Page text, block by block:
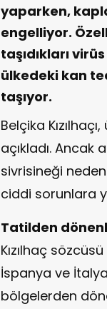
yaparken,
engelliyor.
taşıdıkları
ülkedeki kan
taşıyor.
Belçika
açıkladı.
sivrisineği
ciddi sorunlara
Tatilden
Kızılhaç
İspanya ve
bölgelerden